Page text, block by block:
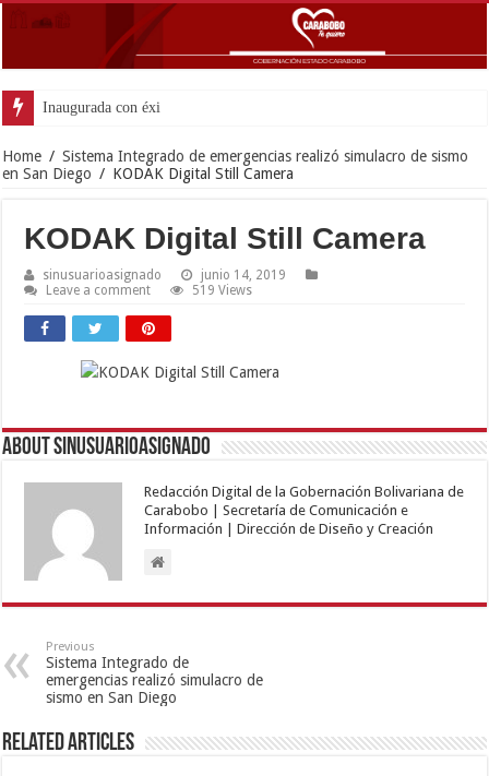
Inaugurada con éxito oficina
Home / Sistema Integrado de emergencias realizó simulacro de sismo
en San Diego / KODAK Digital Still Camera
KODAK Digital Still Camera
sinusuarioasignado
junio 14, 2019
Leave a comment
519 Views
About sinusuarioasignado
Redacción Digital de la Gobernación Bolivariana de
Carabobo | Secretaría de Comunicación e
Información | Dirección de Diseño y Creación
Previous
Sistema Integrado de
emergencias realizó simulacro de
sismo en San Diego
Related Articles